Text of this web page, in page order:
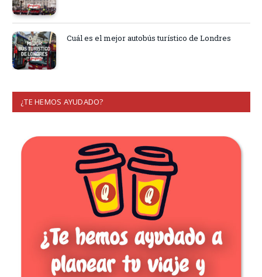
Cuál es el mejor autobús turístico de Londres
¿TE HEMOS AYUDADO?